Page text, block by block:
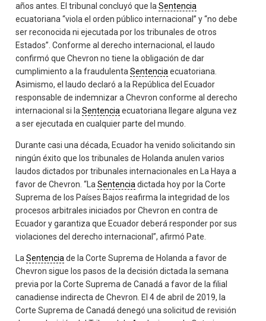
años antes. El tribunal concluyó que laSentencia
ecuatoriana “viola el orden público internacional” y “no debe
ser reconocida ni ejecutada por los tribunales de otros
Estados”. Conforme al derecho internacional, el laudo
confirmó que Chevron no tiene la obligación de dar
cumplimiento a la fraudulentaSentencia ecuatoriana.
Asimismo, el laudo declaró a la República del Ecuador
responsable de indemnizar a Chevron conforme al derecho
internacional si laSentencia ecuatoriana llegare alguna vez
a ser ejecutada en cualquier parte del mundo.
Durante casi una década, Ecuador ha venido solicitando sin
ningún éxito que los tribunales de Holanda anulen varios
laudos dictados por tribunales internacionales en La Haya a
favor de Chevron. “LaSentencia dictada hoy por la Corte
Suprema de los Países Bajos reafirma la integridad de los
procesos arbitrales iniciados por Chevron en contra de
Ecuador y garantiza que Ecuador deberá responder por sus
violaciones del derecho internacional”, afirmó Pate.
LaSentencia de la Corte Suprema de Holanda a favor de
Chevron sigue los pasos de la decisión dictada la semana
previa por la Corte Suprema de Canadá a favor de la filial
canadiense indirecta de Chevron. El 4 de abril de 2019, la
Corte Suprema de Canadá denegó una solicitud de revisión